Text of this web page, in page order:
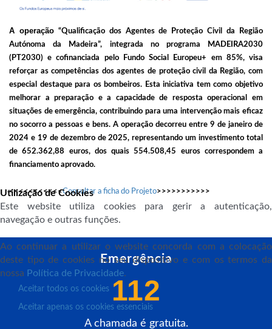
A operação“Qualificação dos Agentes de Proteção Civil da Região
Autónoma da Madeira”, integrada no programa MADEIRA2030
(PT2030) e cofinanciada pelo Fundo Social Europeu+ em 85%, visa
reforçar as competências dos agentes de proteção civil da Região, com
especial destaque para os bombeiros. Esta iniciativa tem como objetivo
melhorar a preparação e a capacidade de resposta operacional em
situações de emergência, contribuindo para uma intervenção mais eficaz
no socorro a pessoas e bens. A operação decorreu entre 9 de janeiro de
2024 e 19 de dezembro de 2025, representando um investimento total
de 652.362,88 euros, dos quais 554.508,45 euros correspondem a
financiamento aprovado.
<<<<<<<<<<<Consultar a ficha do Projeto>>>>>>>>>>>
Emergência
112
A chamada é gratuita.
Utilização de Cookies
Este website utiliza cookies para gerir a autenticação,
navegação e outras funções.
Ao continuar a utilizar o website concorda com a colocação
deste tipo de cookies no seu dispositivo e com os termos da
nossa Política de Privacidade.
Aceitar todos os cookies
Aceitar apenas os cookies essenciais